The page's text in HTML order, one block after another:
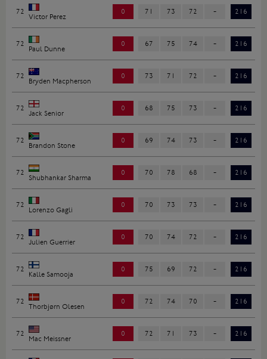
72
Victor Perez
0 71 73 72 - 216
72
Paul Dunne
0 67 75 74 - 216
72
Bryden Macpherson
0 73 71 72 - 216
72
Jack Senior
0 68 75 73 - 216
72
Brandon Stone
0 69 74 73 - 216
72
Shubhankar Sharma
0 70 78 68 - 216
72
Lorenzo Gagli
0 70 73 73 - 216
72
Julien Guerrier
0 70 74 72 - 216
72
Kalle Samooja
0 75 69 72 - 216
72
Thorbjørn Olesen
0 72 74 70 - 216
72
Mac Meissner
0 72 71 73 - 216